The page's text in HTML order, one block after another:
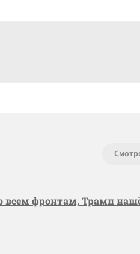
всем фронтам, Трамп